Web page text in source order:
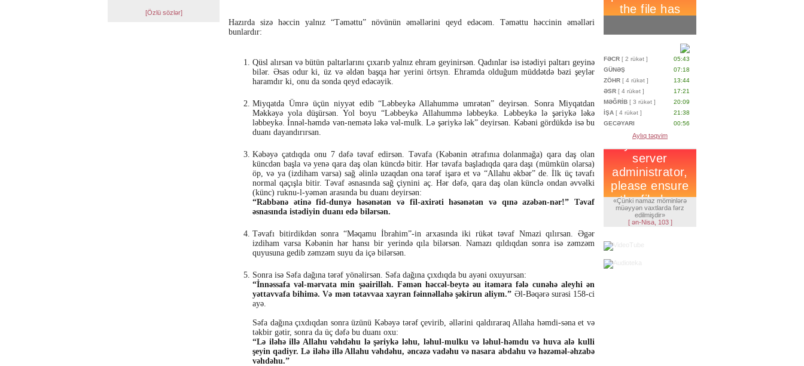
[Özlü sözlər]
Hazırda sizə həccin yalnız “Təməttu” növünün əməllərini qeyd edəcəm. Təməttu həccinin əməlləri
bunlardır:
Qüsl alırsan və bütün paltarlarını çıxarıb yalnız ehram geyinirsən. Qadınlar isə istədiyi paltarı geyinə
bilər. Əsas odur ki, üz və əldən başqa hər yerini örtsyn. Ehramda olduğum müddətdə bəzi şeylər
haramdır ki, onu da sonda qeyd edəcəyik.
Miyqatda Ümrə üçün niyyət edib “Ləbbeykə Allahummə umrətən” deyirsən. Sonra Miyqatdan
Məkkəyə yola düşürsən. Yol boyu “Ləbbeykə Allahummə ləbbeykə. Ləbbeykə lə şəriykə ləkə
ləbbeykə. İnnəl-həmdə vən-nemətə ləkə vəl-mulk. Lə şəriykə lək” deyirsən. Kəbəni gördükdə isə bu
duanı dayandırırsan.
Kəbəyə çatdıqda onu 7 dəfə təvaf edirsən. Təvafa (Kəbənin ətrafınıa dolanmağa) qara daş olan
küncdən başla və yenə qara daş olan küncdə bitir. Hər təvafa başladıqda qara daşı (mümkün olarsa)
öp, və ya (izdiham varsa) sağ əlinlə uzaqdan ona tərəf işarə et və “Allahu əkbər” de. İlk üç təvafı
normal qaçışla bitir. Təvaf əsnasında sağ çiynini aç. Hər dəfə, qara daş olan künclə ondan əvvəlki
(künc) ruknu-l-yəmən arasında bu duanı deyirsən:
“Rabbənə ətinə fid-dunyə həsənətən və fil-axirəti həsənətən və qınə azəbən-nər!” Təvaf
əsnasında istədiyin duanı edə bilərsən.
Təvafı bitirdikdən sonra “Məqamu İbrahim”-in arxasında iki rükət təvaf Nmazi qılırsan. Əgər
izdiham varsa Kəbənin hər hansı bir yerində qıla bilərsən. Namazı qıldıqdan sonra isə zəmzəm
quyusuna gedib zəmzəm suyu da içə bilərsən.
Sonra isə Səfa dağına tərəf yönəlirsən. Səfa dağına çıxdıqda bu ayəni oxuyursan:
“İnnəssafa vəl-mərvata min şəairilləh. Fəmən həccəl-beytə əu itəməra fələ cunəhə aleyhi ən
yəttavvafa bihimə. Və mən tətavvaa xayran fəinnəllahə şəkirun aliym.” Əl-Bəqərə surəsi 158-ci
ayə.
Səfa dağına çıxdıqdan sonra üzünü Kəbəyə tərəf çevirib, əllərini qaldıraraq Allaha həmdi-səna et və
təkbir gətir, sonra da üç dəfə bu duanı oxu:
“Lə iləhə illə Allahu vəhdəhu lə şəriykə ləhu, ləhul-mulku və ləhul-həmdu və huva alə kulli
şeyin qadiyr. Lə iləhə illə Allahu vəhdəhu, əncəzə vadəhu və nasara abdahu və həzəməl-əhzabə
vəhdəhu.”
FƏCR [ 2 rükət ]
05:43
GÜNƏŞ
07:18
ZÖHR [ 4 rükət ]
13:44
ƏSR [ 4 rükət ]
17:21
MƏĞRİB [ 3 rükət ]
20:09
İŞA [ 4 rükət ]
21:38
GECƏYARI
00:56
Aylıq təqvim
«Çünki namaz möminlərə
müəyyən vaxtlarda fərz
edilmişdir»
[ ən-Nisa, 103 ]